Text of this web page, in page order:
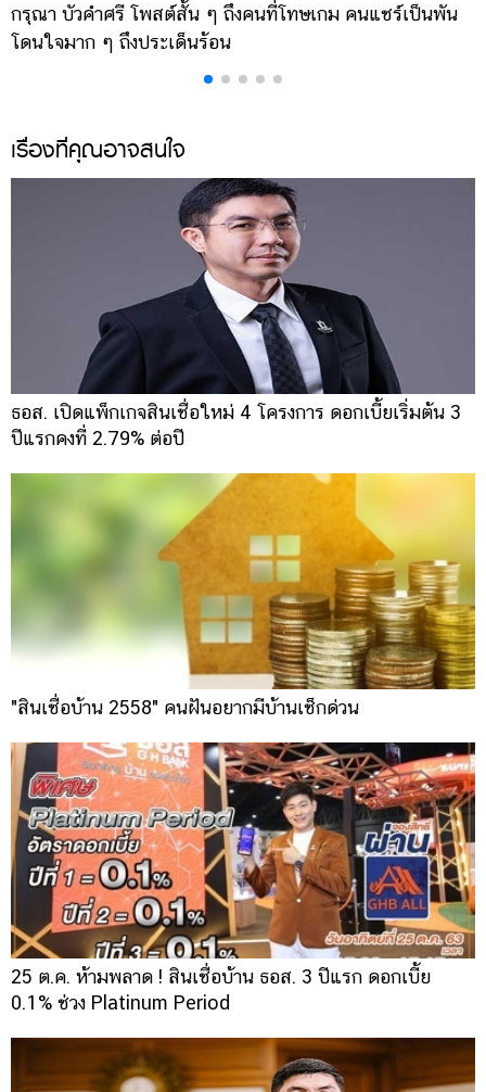
กรุณา บัวคำศรี โพสต์สั้น ๆ ถึงคนที่โทษเกม คนแชร์เป็นพัน
โดนใจมาก ๆ ถึงประเด็นร้อน
เรื่องที่คุณอาจสนใจ
ธอส. เปิดแพ็กเกจสินเชื่อใหม่ 4 โครงการ ดอกเบี้ยเริ่มต้น 3
ปีแรกคงที่ 2.79% ต่อปี
"สินเชื่อบ้าน 2558" คนฝันอยากมีบ้านเช็กด่วน
25 ต.ค. ห้ามพลาด ! สินเชื่อบ้าน ธอส. 3 ปีแรก ดอกเบี้ย
0.1% ช่วง Platinum Period